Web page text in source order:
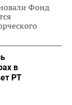
Фонд
в
РТ